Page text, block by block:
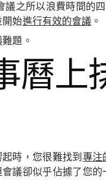
議之所以浪費時間的
開始進行有效的會議。
題。
曆
時，您很難找到 專注
議卻似乎佔據了您的